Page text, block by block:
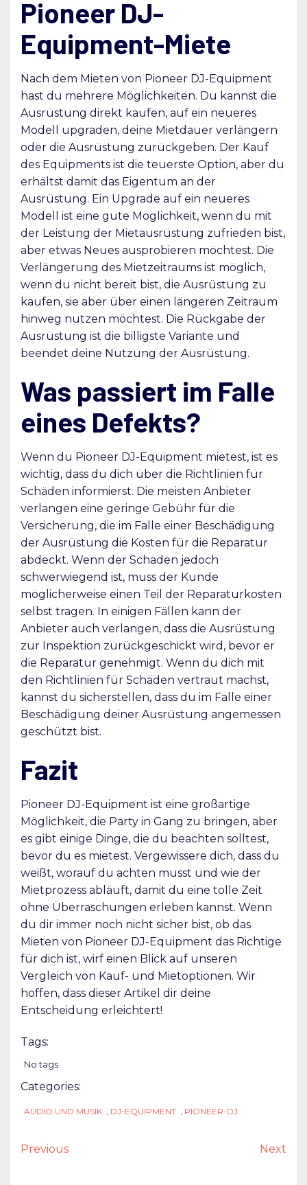
Pioneer DJ-
Equipment-Miete
Nach dem Mieten von Pioneer DJ-Equipment
hast du mehrere Möglichkeiten. Du kannst die
Ausrüstung direkt kaufen, auf ein neueres
Modell upgraden, deine Mietdauer verlängern
oder die Ausrüstung zurückgeben. Der Kauf
des Equipments ist die teuerste Option, aber du
erhältst damit das Eigentum an der
Ausrüstung. Ein Upgrade auf ein neueres
Modell ist eine gute Möglichkeit, wenn du mit
der Leistung der Mietausrüstung zufrieden bist,
aber etwas Neues ausprobieren möchtest. Die
Verlängerung des Mietzeitraums ist möglich,
wenn du nicht bereit bist, die Ausrüstung zu
kaufen, sie aber über einen längeren Zeitraum
hinweg nutzen möchtest. Die Rückgabe der
Ausrüstung ist die billigste Variante und
beendet deine Nutzung der Ausrüstung.
Was passiert im Falle
eines Defekts?
Wenn du Pioneer DJ-Equipment mietest, ist es
wichtig, dass du dich über die Richtlinien für
Schäden informierst. Die meisten Anbieter
verlangen eine geringe Gebühr für die
Versicherung, die im Falle einer Beschädigung
der Ausrüstung die Kosten für die Reparatur
abdeckt. Wenn der Schaden jedoch
schwerwiegend ist, muss der Kunde
möglicherweise einen Teil der Reparaturkosten
selbst tragen. In einigen Fällen kann der
Anbieter auch verlangen, dass die Ausrüstung
zur Inspektion zurückgeschickt wird, bevor er
die Reparatur genehmigt. Wenn du dich mit
den Richtlinien für Schäden vertraut machst,
kannst du sicherstellen, dass du im Falle einer
Beschädigung deiner Ausrüstung angemessen
geschützt bist.
Fazit
Pioneer DJ-Equipment ist eine großartige
Möglichkeit, die Party in Gang zu bringen, aber
es gibt einige Dinge, die du beachten solltest,
bevor du es mietest. Vergewissere dich, dass du
weißt, worauf du achten musst und wie der
Mietprozess abläuft, damit du eine tolle Zeit
ohne Überraschungen erleben kannst. Wenn
du dir immer noch nicht sicher bist, ob das
Mieten von Pioneer DJ-Equipment das Richtige
für dich ist, wirf einen Blick auf unseren
Vergleich von Kauf- und Mietoptionen. Wir
hoffen, dass dieser Artikel dir deine
Entscheidung erleichtert!
Tags:
No tags
Categories:
AUDIO UND MUSIK , DJ-EQUIPMENT , PIONEER-DJ
Previous Next